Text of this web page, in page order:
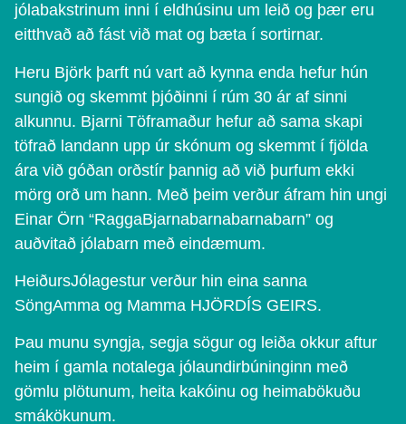
jólabakstrinum inni í eldhúsinu um leið og þær eru
eitthvað að fást við mat og bæta í sortirnar.
Heru Björk þarft nú vart að kynna enda hefur hún
sungið og skemmt þjóðinni í rúm 30 ár af sinni
alkunnu. Bjarni Töframaður hefur að sama skapi
töfrað landann upp úr skónum og skemmt í fjölda
ára við góðan orðstír þannig að við þurfum ekki
mörg orð um hann. Með þeim verður áfram hin ungi
Einar Örn “RaggaBjarnabarnabarnabarn” og
auðvitað jólabarn með eindæmum.
HeiðursJólagestur verður hin eina sanna
SöngAmma og Mamma HJÖRDÍS GEIRS.
Þau munu syngja, segja sögur og leiða okkur aftur
heim í gamla notalega jólaundirbúninginn með
gömlu plötunum, heita kakóinu og heimabökuðu
smákökunum.